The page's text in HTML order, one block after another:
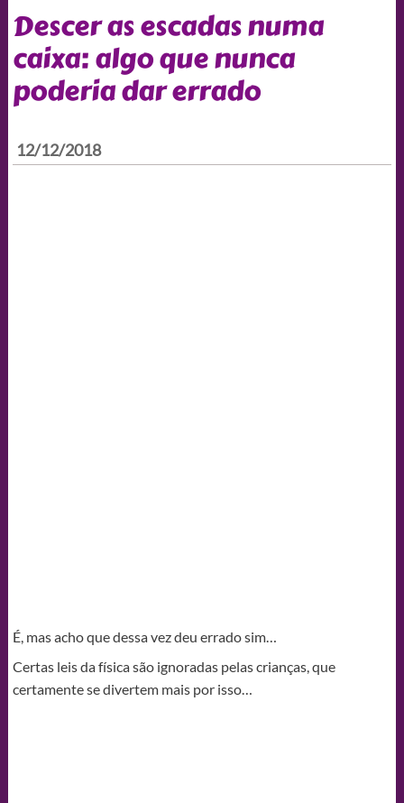
Descer as escadas numa
caixa: algo que nunca
poderia dar errado
12/12/2018
É, mas acho que dessa vez deu errado sim…
Certas leis da física são ignoradas pelas crianças, que
certamente se divertem mais por isso…